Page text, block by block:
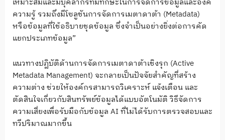
ความรู้ รวมถึงมีโซลูชันการจัดการเมตาดาต้า (Metadata)
หรือข้อมูลที่ใช้อธิบายชุดข้อมูล ซึ่งจำเป็นอย่างยิ่งต่อการคัด
แยกประเภทข้อมูล”
แนวทางปฏิบัติด้านการจัดการเมตาดาต้าเชิงรุก (Active
Metadata Management) จะกลายเป็นปัจจัยสำคัญที่สร้าง
ความต่าง ช่วยให้องค์กรสามารถวิเคราะห์ แจ้งเตือน และ
ตัดสินใจเกี่ยวกับสินทรัพย์ข้อมูลได้แบบอัตโนมัติ วิธีจัดการ
ความเสี่ยงเพื่อรับมือกับข้อมูล AI ที่ไม่ได้รับการตรวจสอบและ
ทวีปริมาณมากขึ้น